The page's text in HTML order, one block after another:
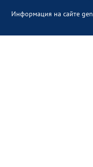
Информация на сайте